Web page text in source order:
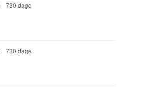
730 dage
730 dage